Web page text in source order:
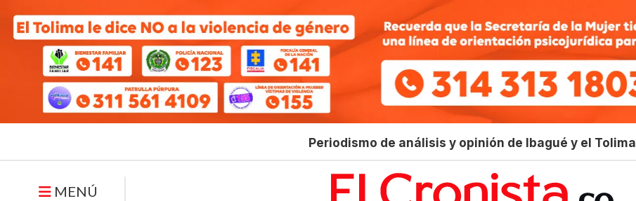
Periodismo de análisis y opinión de Ibagué y el Tolima
MENÚ